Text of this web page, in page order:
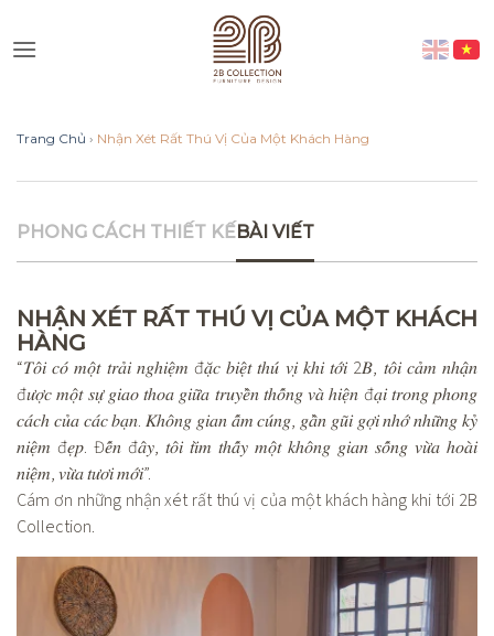
to
Trang Chủ › Nhận Xét Rất Thú Vị Của Một Khách Hàng
PHONG CÁCH THIẾT KẾBÀI VIẾT
NHẬN XÉT RẤT THÚ VỊ CỦA MỘT KHÁCH
HÀNG
“𝑇𝑜̂𝑖 𝑐𝑜́ 𝑚𝑜̣̂𝑡 𝑡𝑟𝑎̉𝑖 𝑛𝑔ℎ𝑖𝑒̣̂𝑚 đ𝑎̣̆𝑐 𝑏𝑖𝑒̣̂𝑡 𝑡ℎ𝑢́ 𝑣𝑖̣ 𝑘ℎ𝑖 𝑡𝑜̛́𝑖 2𝐵, 𝑡𝑜̂𝑖 𝑐𝑎̉𝑚 𝑛ℎ𝑎̣̂𝑛
đ𝑢̛𝑜̛̣𝑐 𝑚𝑜̣̂𝑡 𝑠𝑢̛̣ 𝑔𝑖𝑎𝑜 𝑡ℎ𝑜𝑎 𝑔𝑖𝑢̛̃𝑎 𝑡𝑟𝑢𝑦𝑒̂̀𝑛 𝑡ℎ𝑜̂́𝑛𝑔 𝑣𝑎̀ ℎ𝑖𝑒̣̂𝑛 đ𝑎̣𝑖 𝑡𝑟𝑜𝑛𝑔 𝑝ℎ𝑜𝑛𝑔
𝑐𝑎́𝑐ℎ 𝑐𝑢̉𝑎 𝑐𝑎́𝑐 𝑏𝑎̣𝑛. 𝐾ℎ𝑜̂𝑛𝑔 𝑔𝑖𝑎𝑛 𝑎̂́𝑚 𝑐𝑢́𝑛𝑔, 𝑔𝑎̂̀𝑛 𝑔𝑢̃𝑖 𝑔𝑜̛̣𝑖 𝑛ℎ𝑜̛́ 𝑛ℎ𝑢̛̃𝑛𝑔 𝑘𝑦̉
𝑛𝑖𝑒̣̂𝑚 đ𝑒̣𝑝. Đ𝑒̂́𝑛 đ𝑎̂𝑦, 𝑡𝑜̂𝑖 𝑡𝑖̀𝑚 𝑡ℎ𝑎̂́𝑦 𝑚𝑜̣̂𝑡 𝑘ℎ𝑜̂𝑛𝑔 𝑔𝑖𝑎𝑛 𝑠𝑜̂́𝑛𝑔 𝑣𝑢̛̀𝑎 ℎ𝑜𝑎̀𝑖
𝑛𝑖𝑒̣̂𝑚, 𝑣𝑢̛̀𝑎 𝑡𝑢̛𝑜̛𝑖 𝑚𝑜̛́𝑖”.
Cám ơn những nhận xét rất thú vị của một khách hàng khi tới 2B
Collection.
Vui lòng lựa chọn hình thức liên
lạc phù hợp với quý khách
Nhắn tin qua Zalo
Nhắn tin qua Messenger
Nhắn tin qua Whatsap